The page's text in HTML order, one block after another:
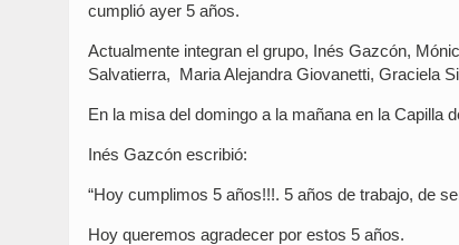
cumplió ayer 5 años.
Actualmente integran el grupo, Inés Gazcón,
Salvatierra, Maria Alejandra Giovanetti, Graciela
En la misa del domingo a la mañana en la Capilla
Inés Gazcón escribió:
“Hoy cumplimos 5 años!!!. 5 años de trabajo, de
Hoy queremos agradecer por estos 5 años.